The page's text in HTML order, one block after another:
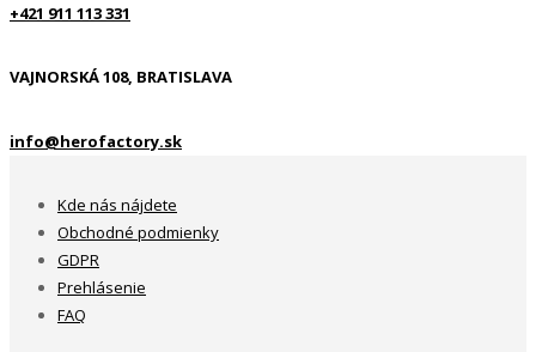
+421 911 113 331
VAJNORSKÁ 108, BRATISLAVA
info@herofactory.sk
Kde nás nájdete
Obchodné podmienky
GDPR
Prehlásenie
FAQ